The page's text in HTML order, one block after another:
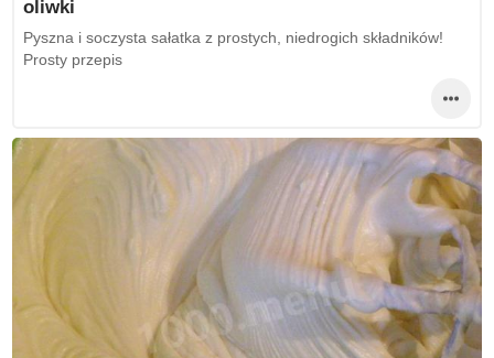
oliwki
Pyszna i soczysta sałatka z prostych, niedrogich składników!
Prosty przepis